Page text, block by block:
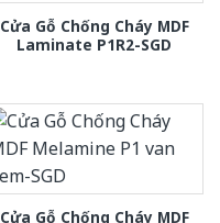
Cửa Gỗ Chống Cháy MDF
Laminate P1R2-SGD
Cửa Gỗ Chống Cháy MDF